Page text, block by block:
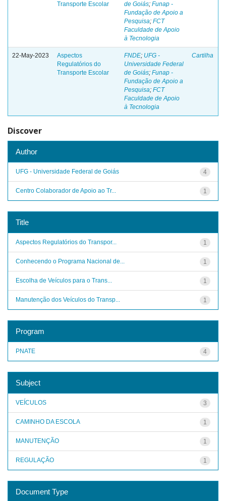
Transporte Escolar
de Goiás; Funap -
Fundação de Apoio a
Pesquisa; FCT
Faculdade de Apoio
à Tecnologia
22-May-2023
Aspectos
Regulatórios do
Transporte Escolar
FNDE; UFG -
Universidade Federal
de Goiás; Funap -
Fundação de Apoio a
Pesquisa; FCT
Faculdade de Apoio
à Tecnologia
Cartilha
Discover
Author
4
UFG - Universidade Federal de Goiás
1
Centro Colaborador de Apoio ao Tr...
Title
1
Aspectos Regulatórios do Transpor...
1
Conhecendo o Programa Nacional de...
1
Escolha de Veículos para o Trans...
1
Manutenção dos Veículos do Transp...
Program
4
PNATE
Subject
3
VEÍCULOS
1
CAMINHO DA ESCOLA
1
MANUTENÇÃO
1
REGULAÇÃO
Document Type